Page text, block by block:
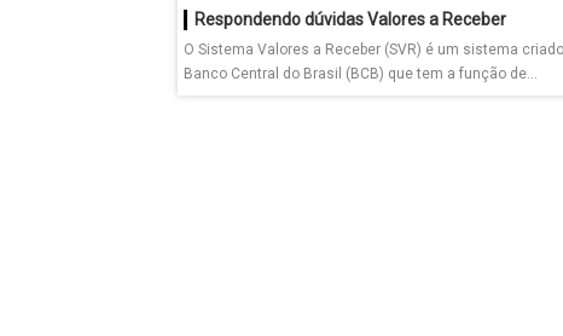
Respondendo dúvidas Valores a Receber
O Sistema Valores a Receber (SVR) é um sistema
Banco Central do Brasil (BCB) que tem a função de...